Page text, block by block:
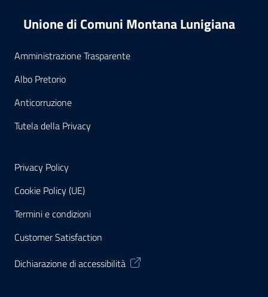
Unione di Comuni Montana Lunigiana
Amministrazione Trasparente
Albo Pretorio
Anticorruzione
Tutela della Privacy
Privacy Policy
Cookie Policy (UE)
Termini e condizioni
Customer Satisfaction
Dichiarazione di accessibilità